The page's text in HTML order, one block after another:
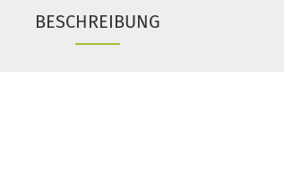
BESCHREIBUNG